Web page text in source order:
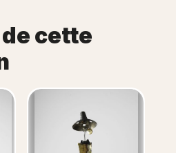
cette